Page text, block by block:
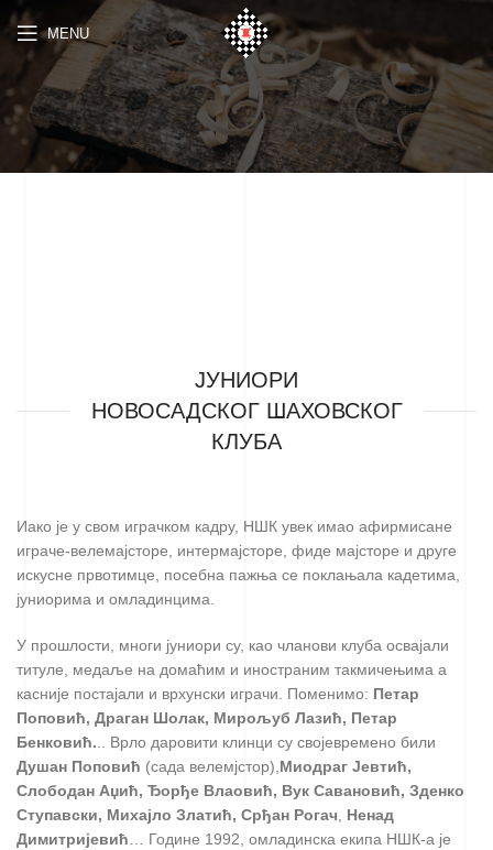
MENU
ЈУНИОРИ
НОВОСАДСКОГ ШАХОВСКОГ
КЛУБА
Иако је у свом играчком кадру, НШК увек имао афирмисане
играче-велемајсторе, интермајсторе, фиде мајсторе и друге
искусне првотимце, посебна пажња се поклањала кадетима,
јуниорима и омладинцима.
У прошлости, многи јуниори су, као чланови клуба освајали
титуле, медаље на домаћим и иностраним такмичењима а
касније постајали и врхунски играчи. Поменимо: Петар
Поповић, Драган Шолак, Мирољуб Лазић, Петар
Бенковић. .. Врло даровити клинци су својевремено били
Душан Поповић (сада велемјстор), Миодраг Јевтић,
Слободан Аџић, Ђорђе Влаовић, Вук Савановић, Зденко
Ступавски, Михајло Златић, Срђан Рогач
Ненад
Димитријевић … Године 1992, омладинска екипа НШК-а је